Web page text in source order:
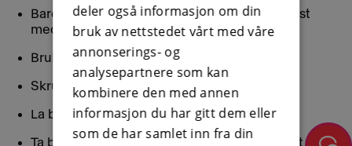
Bare materielle skader? De kan erstattes. Pust
med magen og stress ned.
Bruk refleksvest når du går ut av bilen.
Skru på varsellys og sett ut varseltrekant
La barn vente i bilen om mulig.
Ta bilder og video av skader på kjøretøy samt
deler også informasjon om din
bruk av nettstedet vårt med våre
annonserings- og
analysepartnere som kan
kombinere den med annen
informasjon du har gitt dem eller
som de har samlet inn fra din